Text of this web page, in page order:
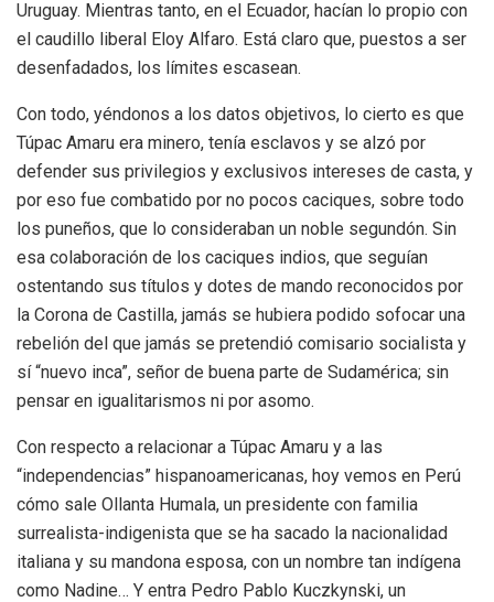
Uruguay. Mientras tanto, en el Ecuador, hacían lo propio con
el caudillo liberal Eloy Alfaro. Está claro que, puestos a ser
desenfadados, los límites escasean.
Con todo, yéndonos a los datos objetivos, lo cierto es que
Túpac Amaru era minero, tenía esclavos y se alzó por
defender sus privilegios y exclusivos intereses de casta, y
por eso fue combatido por no pocos caciques, sobre todo
los puneños, que lo consideraban un noble segundón. Sin
esa colaboración de los caciques indios, que seguían
ostentando sus títulos y dotes de mando reconocidos por
la Corona de Castilla, jamás se hubiera podido sofocar una
rebelión del que jamás se pretendió comisario socialista y
sí “nuevo inca”, señor de buena parte de Sudamérica; sin
pensar en igualitarismos ni por asomo.
Con respecto a relacionar a Túpac Amaru y a las
“independencias” hispanoamericanas, hoy vemos en Perú
cómo sale Ollanta Humala, un presidente con familia
surrealista-indigenista que se ha sacado la nacionalidad
italiana y su mandona esposa, con un nombre tan indígena
como Nadine… Y entra Pedro Pablo Kuczkynski, un